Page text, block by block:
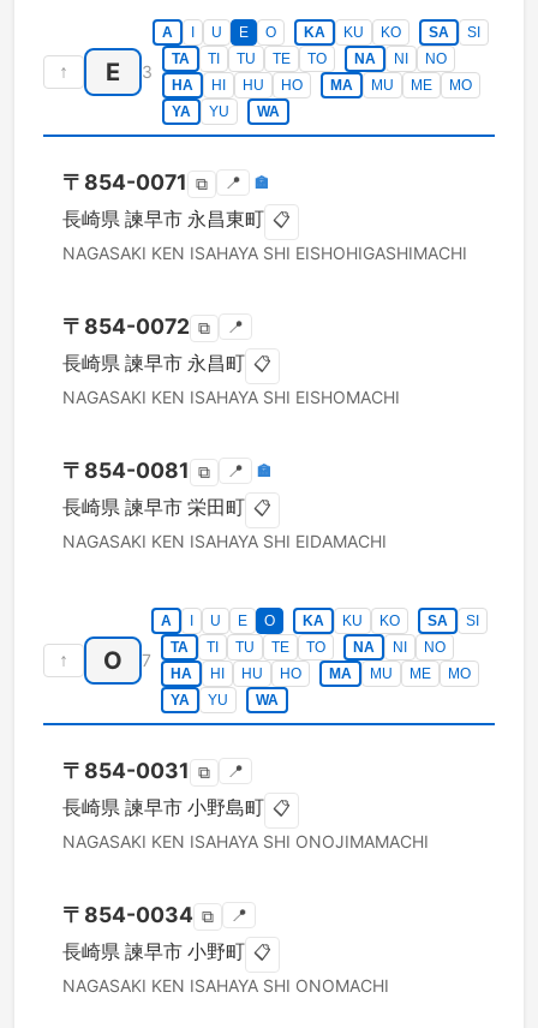
↑ E 3
A U E O KA KU KO SA
SI
TA
TI TU TE TO NA NI
NO
HA
HI HU HO MA MU ME
MO
YA
YU WA
〒 854-0071 ⧉ 📍 🏣
長崎県 諫早市 永昌東町 📋
NAGASAKI KEN ISAHAYA SHI EISHOHIGASHIMACHI
〒 854-0072 ⧉ 📍
長崎県 諫早市 永昌町 📋
NAGASAKI KEN ISAHAYA SHI EISHOMACHI
〒 854-0081 ⧉ 📍 🏣
長崎県 諫早市 栄田町 📋
NAGASAKI KEN ISAHAYA SHI EIDAMACHI
↑ O 7
A U E O KA KU KO SA
SI
TA
TI TU TE TO NA NI
NO
HA
HI HU HO MA MU ME
MO
YA
YU WA
〒 854-0031 ⧉ 📍
長崎県 諫早市 小野島町 📋
NAGASAKI KEN ISAHAYA SHI ONOJIMAMACHI
〒 854-0034 ⧉ 📍
長崎県 諫早市 小野町 📋
NAGASAKI KEN ISAHAYA SHI ONOMACHI